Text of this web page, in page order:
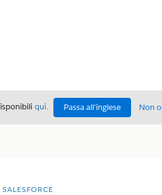
qui. Passa all'inglese Non